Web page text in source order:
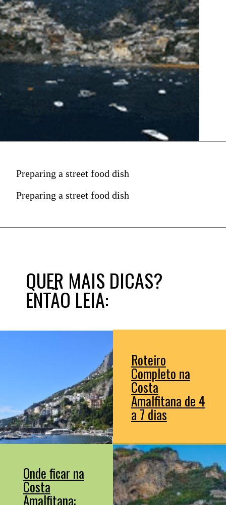
Preparing a street food dish
Preparing a street food dish
QUER MAIS DICAS?
ENTÃO LEIA:
Roteiro
Completo na
Costa
Amalfitana de 4
a 7 dias
Onde ficar na
Costa
Amalfitana: